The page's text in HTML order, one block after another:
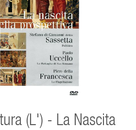
(L') - La Nascita